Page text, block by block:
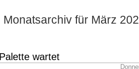
Monatsarchiv für März
wartet